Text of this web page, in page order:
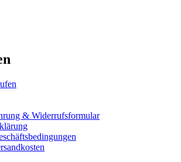
& Widerrufsformular